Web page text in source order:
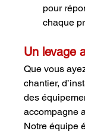
pour
chaque
Un levage
Que vous
chantier,
des
accompagne
Notre équipe